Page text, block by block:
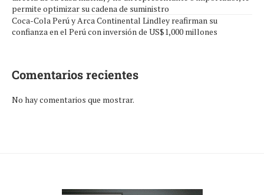
permite optimizar su cadena de suministro
Coca-Cola Perú y Arca Continental Lindley reafirman su
confianza en el Perú con inversión de US$1,000 millones
Comentarios recientes
No hay comentarios que mostrar.